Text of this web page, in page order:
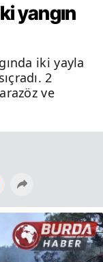
yangın
iki yayla
2
ve